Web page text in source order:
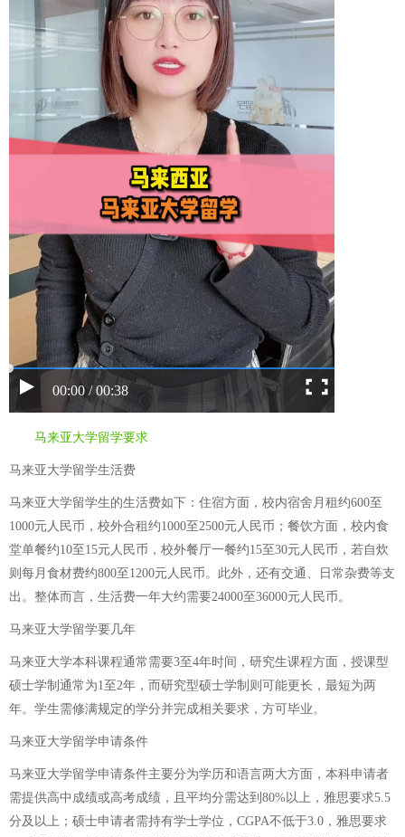
00:00 / 00:38
马来亚大学留学要求
马来亚大学留学生活费
马来亚大学留学生的生活费如下：住宿方面，校内宿舍月租约600至
1000元人民币，校外合租约1000至2500元人民币；餐饮方面，校内食
堂单餐约10至15元人民币，校外餐厅一餐约15至30元人民币，若自炊
则每月食材费约800至1200元人民币。此外，还有交通、日常杂费等支
出。整体而言，生活费一年大约需要24000至36000元人民币。
马来亚大学留学要几年
马来亚大学本科课程通常需要3至4年时间，研究生课程方面，授课型
硕士学制通常为1至2年，而研究型硕士学制则可能更长，最短为两
年。学生需修满规定的学分并完成相关要求，方可毕业。
马来亚大学留学申请条件
马来亚大学留学申请条件主要分为学历和语言两大方面，本科申请者
需提供高中成绩或高考成绩，且平均分需达到80%以上，雅思要求5.5
分及以上；硕士申请者需持有学士学位，CGPA不低于3.0，雅思要求